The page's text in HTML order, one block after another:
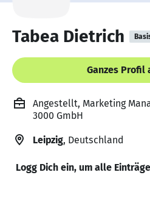
Tabea Dietrich
Ganzes Profil
Angestellt, Marketing
3000 GmbH
Leipzig, Deutschland
Logg Dich ein, um alle